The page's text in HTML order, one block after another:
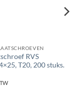
RVS
T20, 200 stuks.